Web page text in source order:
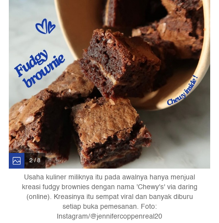
2 / 8
Usaha kuliner miliknya itu pada awalnya hanya menjual
kreasi fudgy brownies dengan nama 'Chewy's' via daring
(online). Kreasinya itu sempat viral dan banyak diburu
setiap buka pemesanan. Foto:
Instagram/@jennifercoppenreal20